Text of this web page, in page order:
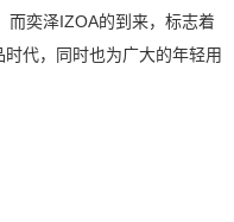
而奕泽IZOA的到来，标志着
代，同时也为广大的年轻用